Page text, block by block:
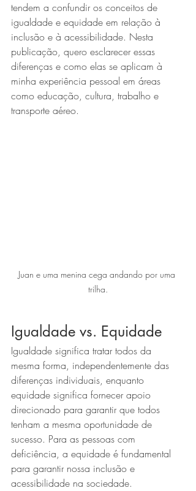
tendem a confundir os conceitos de
igualdade e equidade em relação à
inclusão e à acessibilidade. Nesta
publicação, quero esclarecer essas
diferenças e como elas se aplicam à
minha experiência pessoal em áreas
como educação, cultura, trabalho e
transporte aéreo.
Juan e uma menina cega andando por uma
trilha.
Igualdade vs. Equidade
Igualdade significa tratar todos da
mesma forma, independentemente das
diferenças individuais, enquanto
equidade significa fornecer apoio
direcionado para garantir que todos
tenham a mesma oportunidade de
sucesso. Para as pessoas com
deficiência, a equidade é fundamental
para garantir nossa inclusão e
acessibilidade na sociedade.